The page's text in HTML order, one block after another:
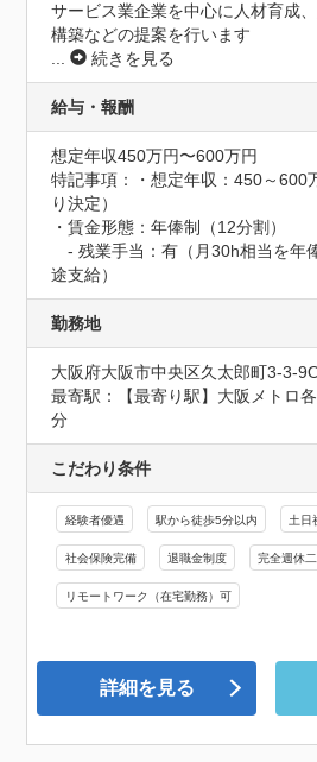
サービス業企業を中心に人材育成
構築などの提案を行います
...
続きを見る
給与・報酬
想定年収450万円〜600万円
特記事項：・想定年収：450～600
り決定）
・賃金形態：年俸制（12分割）
- 残業手当：有（月30h相当を年
途支給）
勤務地
大阪府大阪市中央区久太郎町3-3-
最寄駅：【最寄り駅】大阪メトロ
分
こだわり条件
経験者優遇 駅から徒歩5分以内 土日
社会保険完備 退職金制度 完全週休
リモートワーク（在宅勤務）可
詳細を見る